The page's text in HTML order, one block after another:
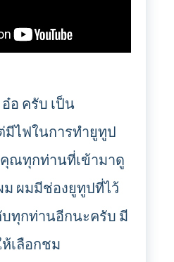
อ ครับ เป็น
มีไฟในการทำยูทูป
ณทุกท่านที่เข้ามาดู
ผมมีช่องยูทูปที่ไว้
ทุกท่านอีกนะครับ มี
เลือกชม